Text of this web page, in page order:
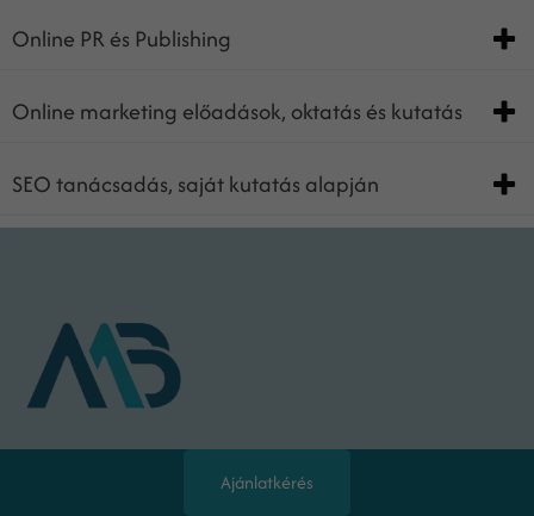
Online PR és Publishing
Online marketing előadások, oktatás és kutatás
SEO tanácsadás, saját kutatás alapján
Online marketing tanácsadó
Ajánlatkérés